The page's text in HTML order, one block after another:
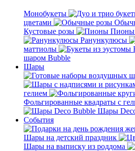
Монобукеты
цветами
Кустовые розы
Пионы
Ранункулюсы
маттиолы
шаром Bubble
Шары
гелием
Фольгированные квадраты с
Шары
События
Шары на детский праздник
Шары на выписку из роддома